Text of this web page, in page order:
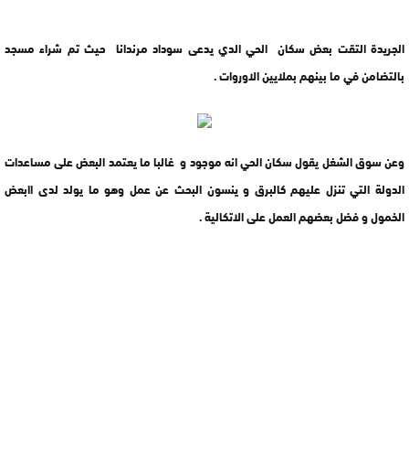
الجريدة التقت بعض سكان الحي الدي يدعى سوداد مرندانا حيث تم شراء مسجد
بالتضامن في ما بينهم بملايين الاوروات .
وعن سوق الشغل يقول سكان الحي انه موجود و غالبا ما يعتمد البعض على مساعدات
الدولة التي تنزل عليهم كالبرق و ينسون البحث عن عمل وهو ما يولد لدى اابعض
الخمول و فضل بعضهم العمل على الاتكالية .